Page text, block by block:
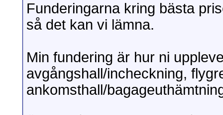
Funderingarna kring bästa
så det kan vi lämna.
Min fundering är hur ni
avgångshall/incheckning,
ankomsthall/